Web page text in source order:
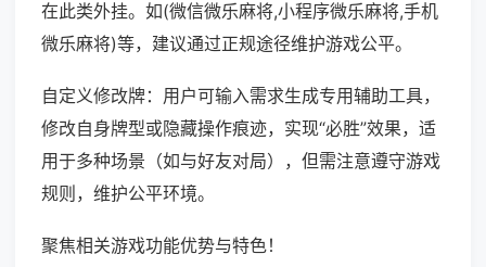
在此类外挂。如(微信微乐麻将,小程序微乐麻将,手机
微乐麻将)等，建议通过正规途径维护游戏公平。
自定义修改牌：用户可输入需求生成专用辅助工具，
修改自身牌型或隐藏操作痕迹，实现“必胜”效果，适
用于多种场景（如与好友对局），但需注意遵守游戏
规则，维护公平环境。
聚焦相关游戏功能优势与特色！